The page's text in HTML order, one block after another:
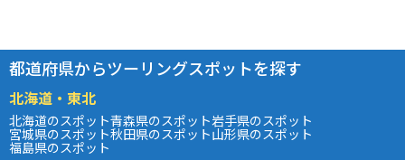
都道府県からツーリングスポットを探す
北海道・東北
北海道のスポット青森県のスポット岩手県のスポット
宮城県のスポット秋田県のスポット山形県のスポット
福島県のスポット